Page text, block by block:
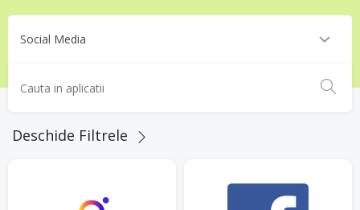
Deschide Filtrele